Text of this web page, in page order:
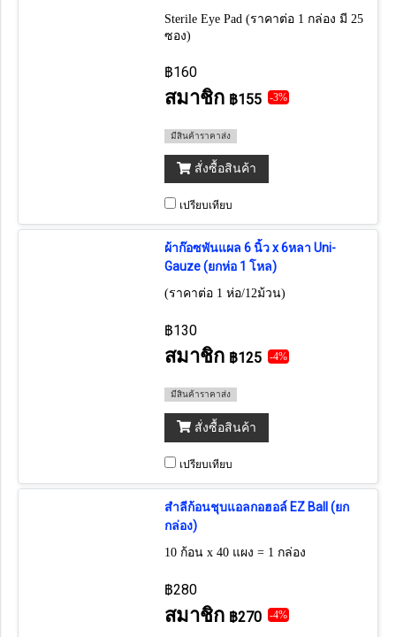
Sterile Eye Pad (ราคาต่อ 1 กล่อง มี 25
ซอง)
฿160
สมาชิก ฿155 -3%
มีสินค้าราคาส่ง
สั่งซื้อสินค้า
เปรียบเทียบ
ผ้าก๊อซพันแผล 6 นิ้ว x 6หลา Uni-
Gauze (ยกห่อ 1 โหล)
(ราคาต่อ 1 ห่อ/12ม้วน)
฿130
สมาชิก ฿125 -4%
มีสินค้าราคาส่ง
สั่งซื้อสินค้า
เปรียบเทียบ
สำลีก้อนชุบแอลกอฮอล์ EZ Ball (ยก
กล่อง)
10 ก้อน x 40 แผง = 1 กล่อง
฿280
สมาชิก ฿270 -4%